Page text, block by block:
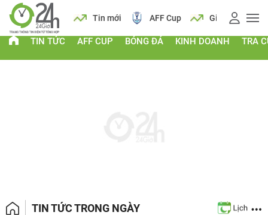
Lịch Tin mới AFF Cup Giá vàng
TIN TỨC AFF CUP BÓNG ĐÁ KINH DOANH TRA
TIN TỨC TRONG NGÀY